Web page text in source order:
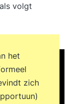
volgt
het
zich